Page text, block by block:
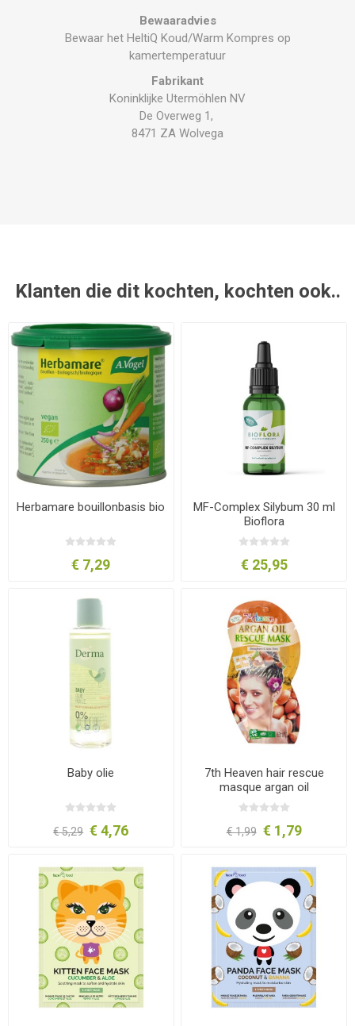
Bewaaradvies
Bewaar het HeltiQ Koud/Warm Kompres op
kamertemperatuur
Fabrikant
Koninklijke Utermöhlen NV
De Overweg 1,
8471 ZA Wolvega
Klanten die dit kochten, kochten ook..
Herbamare bouillonbasis bio
€ 7,29
MF-Complex Silybum 30 ml
Bioflora
€ 25,95
Baby olie
€ 5,29 € 4,76
7th Heaven hair rescue
masque argan oil
€ 1,99 € 1,79